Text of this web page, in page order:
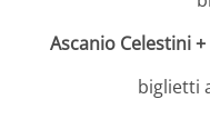
Ascanio Celestini
biglietti